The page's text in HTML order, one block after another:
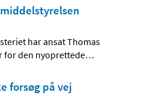
har ansat Thomas
for den nyoprettede…
forsøg på vej